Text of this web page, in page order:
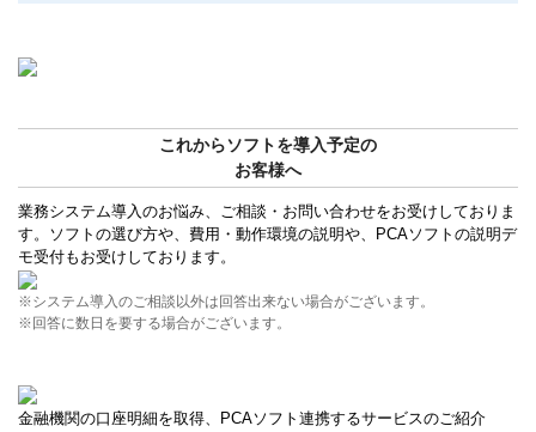
これからソフトを導入予定の
お客様へ
業務システム導入のお悩み、ご相談・お問い合わせをお受けしておりま
す。ソフトの選び方や、費用・動作環境の説明や、PCAソフトの説明デ
モ受付もお受けしております。
※システム導入のご相談以外は回答出来ない場合がございます。
※回答に数日を要する場合がございます。
金融機関の口座明細を取得、PCAソフト連携するサービスのご紹介